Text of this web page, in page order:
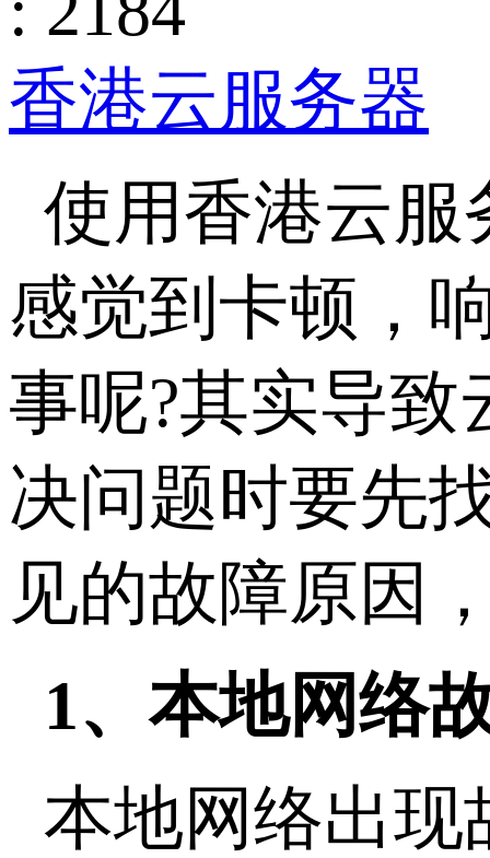
香港云服务器
使用香港云服
感觉到卡顿，
事呢?其实导
决问题时要先
见的故障原因
1、本地网络
本地网络出现